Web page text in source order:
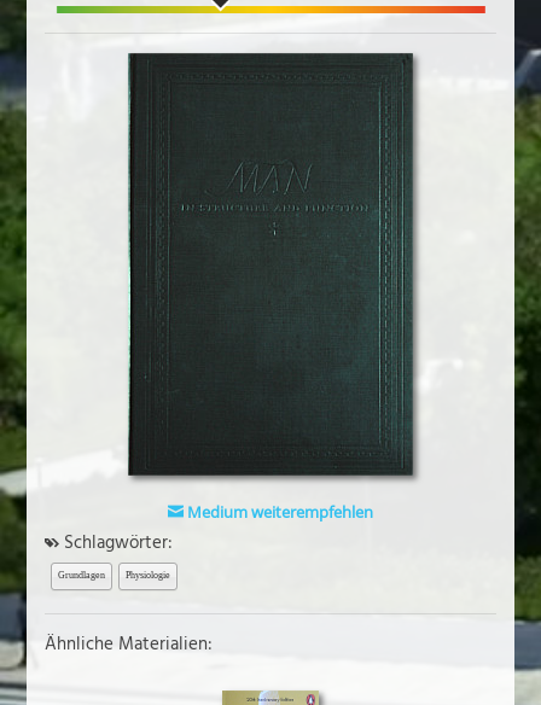
Medium weiterempfehlen
Schlagwörter:
Grundlagen Physiologie
Ähnliche Materialien: